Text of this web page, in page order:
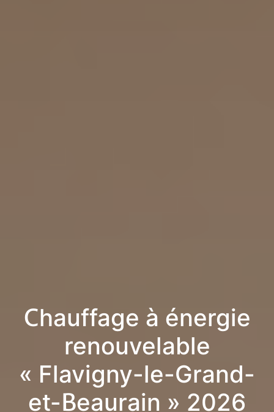
Chauffage à énergie
renouvelable
« Flavigny-le-Grand-
et-Beaurain » 2026